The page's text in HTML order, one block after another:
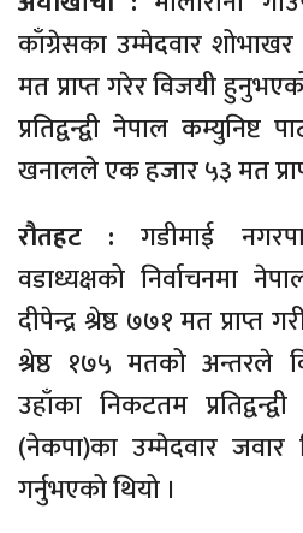
काँग्रेसका उम्मेदवार
मत प्राप्त गरेर विजयी
प्रतिद्वन्द्वी नेपाल
खनालले एक हजार ५३ मत
रौतहट : गडीमाई
वडाध्यक्षको निर्वाचनमा
दीपेन्द्र श्रेष्ठ ७७१ मत प्राप्त
श्रेष्ठ १७५ मतको अन्तरले
उहाँका निकटतम
(नेकपा)का उम्मेदवार जवार
गर्नुभएको थियो ।